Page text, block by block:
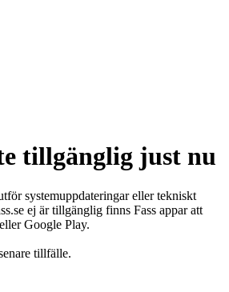
tillgänglig just nu
systemuppdateringar eller tekniskt
ej är tillgänglig finns Fass appar att
Google Play.
tillfälle.